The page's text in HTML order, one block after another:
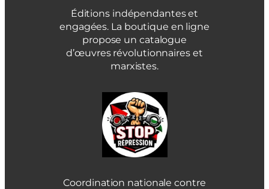
Éditions indépendantes et
engagées. La boutique en ligne
propose un catalogue
d’œuvres révolutionnaires et
marxistes.
Coordination nationale contre